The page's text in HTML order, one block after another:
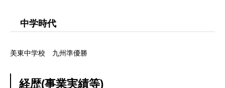
中学時代
美東中学校 九州準優勝
経歴(事業実績等)